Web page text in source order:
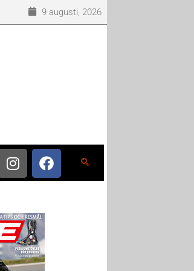
9 augusti, 2026